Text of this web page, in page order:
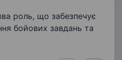
роль, що забезпечує
бойових завдань та